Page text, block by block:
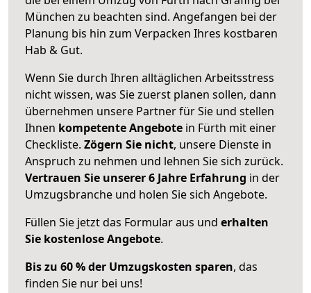
München zu beachten sind. Angefangen bei der
Planung bis hin zum Verpacken Ihres kostbaren
Hab & Gut.
Wenn Sie durch Ihren alltäglichen Arbeitsstress
nicht wissen, was Sie zuerst planen sollen, dann
übernehmen unsere Partner für Sie und stellen
Ihnen kompetente Angebote in Fürth mit einer
Checkliste. Zögern Sie nicht, unsere Dienste in
Anspruch zu nehmen und lehnen Sie sich zurück.
Vertrauen Sie unserer 6 Jahre Erfahrung in der
Umzugsbranche und holen Sie sich Angebote.
Füllen Sie jetzt das Formular aus und erhalten
Sie kostenlose Angebote.
Bis zu 60 % der Umzugskosten sparen, das
finden Sie nur bei uns!